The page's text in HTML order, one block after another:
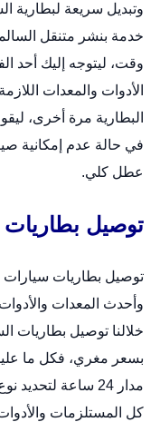
وتبديل سريعة لبطارية
خدمة بنشر متنقل
وقت، ليتوجه إليك أحد
الأدوات والمعدات
البطارية مرة أخرى،
في حالة عدم إمكانية
عطل كلي.
توصيل بطاريات
توصيل بطاريات سيارات
وأحدث المعدات
خلالنا توصيل بطاريات
بسعر مغري، فكل ما
مدار 24 ساعة
كل المستلزمات